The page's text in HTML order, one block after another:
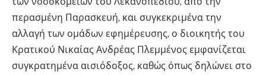
περασμένη Παρασκευή, και συγκεκριμένα την
αλλαγή των ομάδων εφημέρευσης, ο διοικητής του
Κρατικού Νικαίας Ανδρέας Πλεμμένος εμφανίζεται
συγκρατημένα αισιόδοξος, καθώς όπως δηλώνει στο